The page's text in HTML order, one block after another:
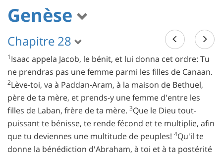
Genèse
Chapitre 28
1Isaac appela Jacob, le bénit, et lui donna cet ordre: Tu
ne prendras pas une femme parmi les filles de Canaan.
2Lève-toi, va à Paddan-Aram, à la maison de Bethuel,
père de ta mère, et prends-y une femme d'entre les
filles de Laban, frère de ta mère. 3Que le Dieu tout-
puissant te bénisse, te rende fécond et te multiplie, afin
que tu deviennes une multitude de peuples! 4Qu'il te
donne la bénédiction d'Abraham, à toi et à ta postérité